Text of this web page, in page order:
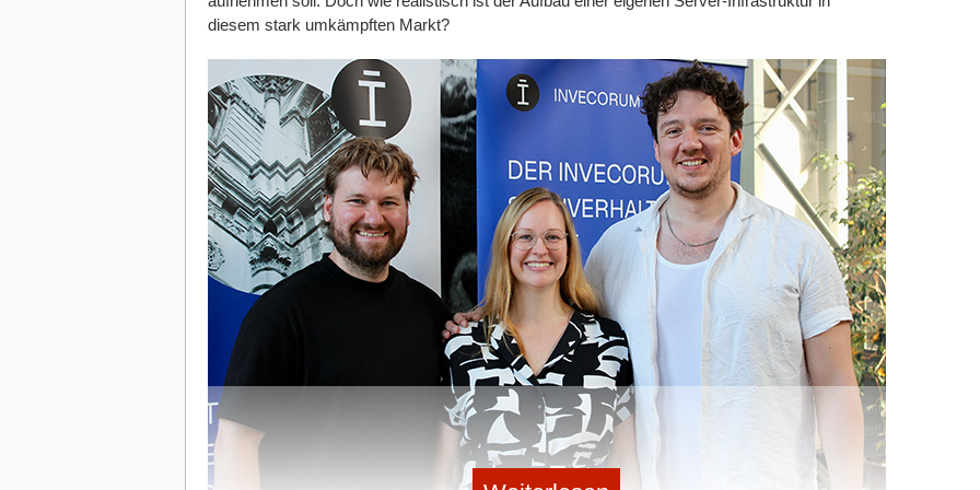
Im ersten Schritt wird eine individuelle Analyse der Verbrauchsprofile eines Unternehmens
Einsparpotenziale identifiziert.
Darauf aufbauend werden Direktstromlieferverträge mit Solar- und Windparks, sogenannte
Power Purchase Agreements (PPAs), vereinbart. Auch Solarstrombezug vom Fabrikdach
lässt sich in den optimierten Einkauf integrieren.
Damit senkt ein Unternehmen die durchschnittlichen Stromkosten und wird unabhängiger
von einzelnen Versorgern. Gleichzeitig fördert das Geschäftsmodell des CleanTechs den
Ausbau erneuerbarer Energien ohne staatliche Subventionen. Auch die fortlaufende
Steuerung aller Strom- und Zahlungsflüsse wird automatisiert durch trawa abgewickelt.
Hat Ihnen der Artikel gefallen?
Dann melden Sie sich kostenlos für unseren
Newsletter
an, um exklusive Inhalte zu erhalten.
eintragen
share me! weiterleiten
diesem stark umkämpften Markt?